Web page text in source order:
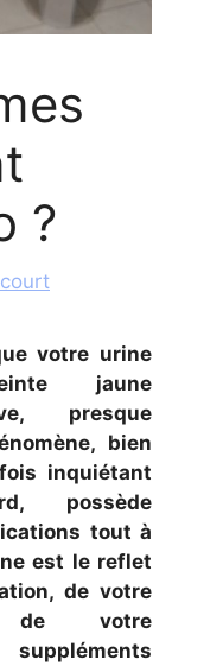
?
votre urine
jaune
presque
bien
inquiétant
possède
tout à
est le reflet
de votre
de votre